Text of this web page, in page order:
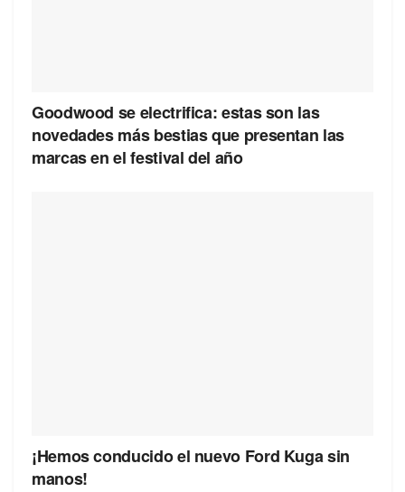
Goodwood se electrifica: estas son las
novedades más bestias que presentan las
marcas en el festival del año
¡Hemos conducido el nuevo Ford Kuga sin
manos!